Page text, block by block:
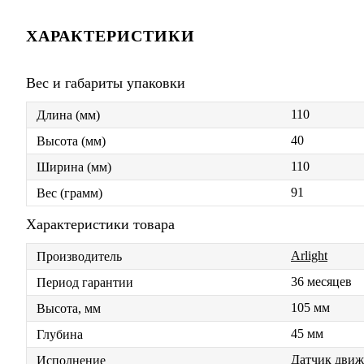
ХАРАКТЕРИСТИКИ
Вес и габариты упаковки
Длина (мм)
110
Высота (мм)
40
Ширина (мм)
110
Вес (грамм)
91
Характеристики товара
Производитель
Arlight
Период гарантии
36 месяцев
Высота, мм
105 мм
Глубина
45 мм
Исполнение
Датчик